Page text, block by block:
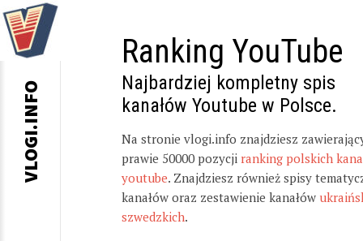
Ranking YouTube
Najbardziej kompletny spis
kanałów Youtube w Polsce.
Na stronie vlogi.info znajdziesz
prawie 50000 pozycji ranking polskich
youtube. Znajdziesz również spisy
kanałów oraz zestawienie kanałów
szwedzkich.
VLOGI.INFO